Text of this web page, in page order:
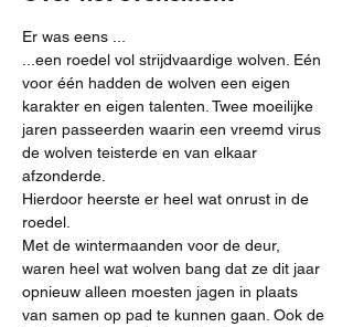
Er was eens ...
...een roedel vol strijdvaardige wolven. Eén
voor één hadden de wolven een eigen
karakter en eigen talenten. Twee moeilijke
jaren passeerden waarin een vreemd virus
de wolven teisterde en van elkaar
afzonderde.
Hierdoor heerste er heel wat onrust in de
roedel.
Met de wintermaanden voor de deur,
waren heel wat wolven bang dat ze dit jaar
opnieuw alleen moesten jagen in plaats
van samen op pad te kunnen gaan. Ook de